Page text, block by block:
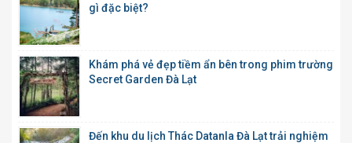
gì đặc biệt?
Khám phá vẻ đẹp tiềm ẩn bên trong phim trường
Secret Garden Đà Lạt
Đến khu du lịch Thác Datanla Đà Lạt trải nghiệm